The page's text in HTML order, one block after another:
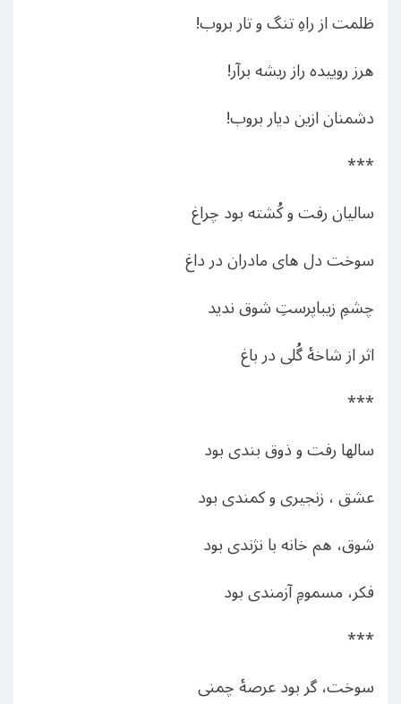
ظلمت از راهِ تنگ و تار بروب!
هرز روییده راز ریشه برآر!
دشمنان ازین دیار بروب!
***
سالیان رفت و کُشته بود چراغ
سوخت دل‌ های مادران در داغ
چشمِ زیباپرستِ شوق ندید
اثر از شاخهٔ گُلی در باغ
***
سالها رفت و ذوق بندی بود
عشق ، زنجیری و کمندی بود
شوق، هم خانه با نژندی بود
فکر، مسمومِ آزمندی بود
***
سوخت، گر بود عرصۀ چمنی